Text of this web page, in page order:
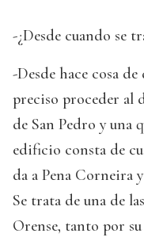
-¿Desde cuando se
-Desde hace cosa
preciso proceder al
de San Pedro y una
edificio consta de
da a Pena Corneira
Se trata de una de
Orense, tanto por